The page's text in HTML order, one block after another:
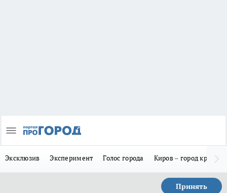
Эксклюзив Эксперимент Голос города Киров – город
Принять